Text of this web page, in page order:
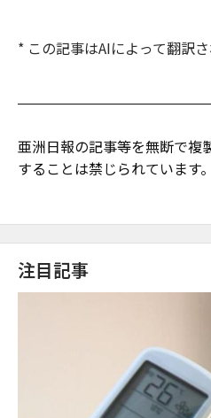
* この記事はAIによって翻訳さ
亜洲日報の記事等を無断で複
することは禁じられています。
注目記事